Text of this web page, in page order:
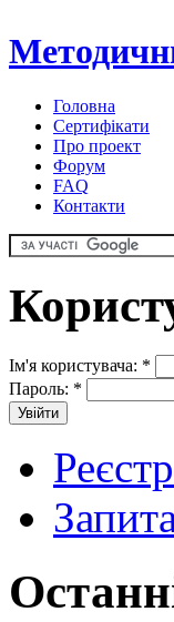
Головна
Сертифікати
Про проект
Форум
FAQ
Контакти
Ім'я користувача: *
Пароль: *